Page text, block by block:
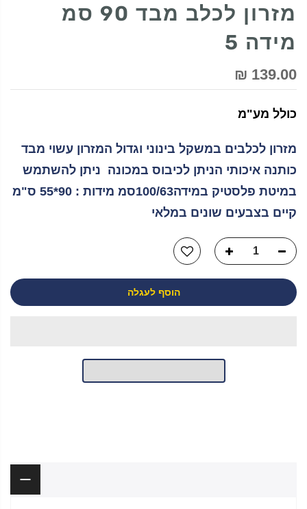
מזרון לכלב מבד 90 סמ
מידה 5
139.00 ₪
כולל מע"מ
מזרון לכלבים במשקל בינוני וגדול המזרון עשוי מבד
כותנה איכותי הניתן לכיבוס במכונה ניתן להשתמש
במיטת פלסטיק במידה100/63סמ מידות : 90*55 ס"מ
קיים בצבעים שונים במלאי
הוסף לעגלה